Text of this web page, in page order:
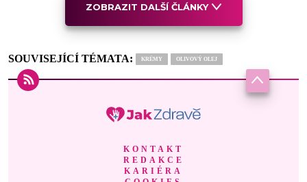
ZOBRAZIT DALŠÍ ČLÁNKY
SOUVISEJÍCÍ TÉMATA: KRÉMY OLIVOVÝ OLEJ
KONTAKT
REDAKCE
KARIÉRA